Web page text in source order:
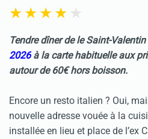
Tendre dîner de le Saint-
2026 à la carte habituelle aux
autour de 60€ hors boisson.
Encore un resto italien ? Oui,
nouvelle adresse vouée à la
installée en lieu et place de l’ex